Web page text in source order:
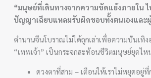
“มนุษย์ที่เดินทางจากความขัดแย้งภายใน
ปัญญาเฉียบแหลมรับผิดชอบทั้งตนเองและ
ตำนานจีนโบราณไม่ได้ถูกเล่าเพื่อความบันเทิง
“เทพเจ้า” เป็นกระจกสะท้อนชีวิตมนุษย์ยุคไห
ดวงตาที่สาม – เตือนให้เราไม่หยุดอยู่ที่